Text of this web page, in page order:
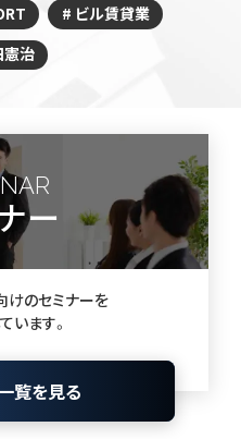
ビル賃貸業
憲治
ー
のセミナーを
います。
覧を見る